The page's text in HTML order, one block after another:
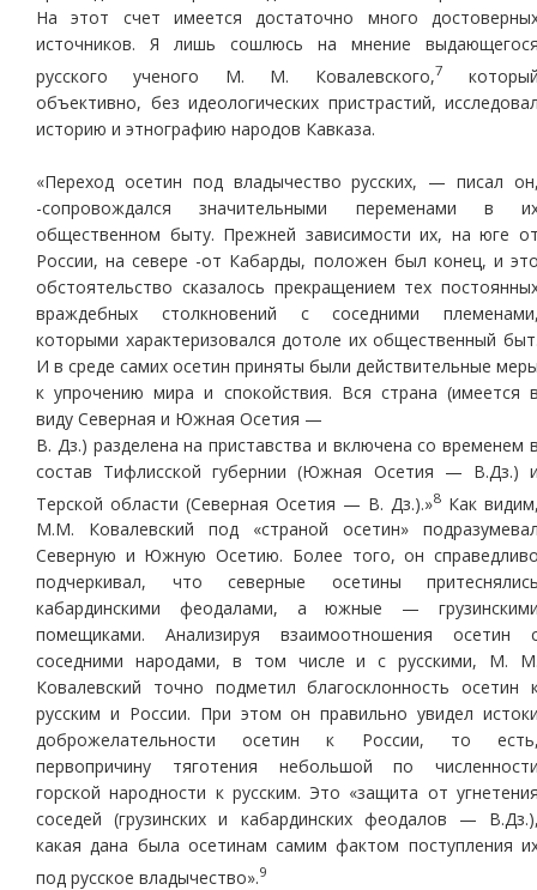
На этот счет имеется достаточно много
источников. Я лишь сошлюсь на мнение
русского ученого М. М. Ковалевского,7
объективно, без идеологических пристрастий,
историю и этнографию народов Кавказа.
«Переход осетин под владычество русских, — писал
-сопровождался значительными переменами в
общественном быту. Прежней зависимости их, на юге
России, на севере -от Кабарды, положен был конец, и
обстоятельство сказалось прекращением тех
враждебных столкновений с соседними
которыми характеризовался дотоле их общественный
И в среде самих осетин приняты были действительные
к упрочению мира и спокойствия. Вся страна (имеется
виду Северная и Южная Осетия —
В. Дз.) разделена на приставства и включена со временем
состав Тифлисской губернии (Южная Осетия — В.Дз.)
Терской области (Северная Осетия — В. Дз.).»8 Как
М.М. Ковалевский под «страной осетин»
Северную и Южную Осетию. Более того, он
подчеркивал, что северные осетины
кабардинскими феодалами, а южные —
помещиками. Анализируя взаимоотношения осетин
соседними народами, в том числе и с русскими, М.
Ковалевский точно подметил благосклонность осетин
русским и России. При этом он правильно увидел
доброжелательности осетин к России, то
первопричину тяготения небольшой по
горской народности к русским. Это «защита от
соседей (грузинских и кабардинских феодалов —
какая дана была осетинам самим фактом поступления
под русское владычество».9